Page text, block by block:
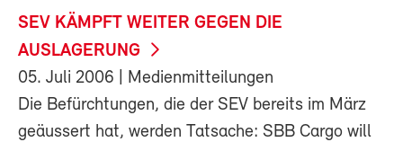
SEV KÄMPFT WEITER GEGEN DIE
AUSLAGERUNG
05. Juli 2006 | Medienmitteilungen
Die Befürchtungen, die der SEV bereits im März
geäussert hat, werden Tatsache: SBB Cargo will